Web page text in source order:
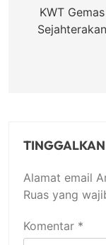
pos
KWT
Alamat email
Ruas yang
Komentar *